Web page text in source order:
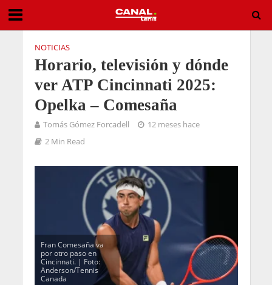
NOTICIAS
Horario, televisión y dónde
ver ATP Cincinnati 2025:
Opelka – Comesaña
Tomás Gómez Forcadell
12 meses hace
2 Min Read
Fran Comesaña va
por otro paso en
Cincinnati. | Foto:
Anderson/Tennis
Canada